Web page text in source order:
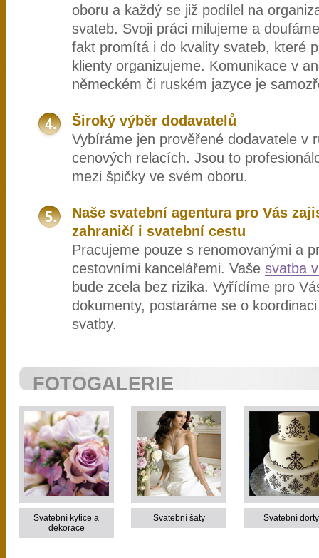
oboru a každý se již podílel na
svateb. Svoji práci milujeme a
fakt promítá i do kvality svateb, které
klienty organizujeme. Komunikace v
německém či ruském jazyce je
Široký výběr dodavatelů
Vybíráme jen prověřené dodavatele v
cenových relacích. Jsou to
mezi špičky ve svém oboru.
Naše svatební agentura pro Vás
zahraničí i svatební cestu
Pracujeme pouze s renomovanými a
cestovními kancelářemi. Vaše svatba
bude zcela bez rizika. Vyřídíme pro
dokumenty, postaráme se o
svatby.
FOTOGALERIE
Svatební kytice a
dekorace
Svatební šaty Svatební dorty